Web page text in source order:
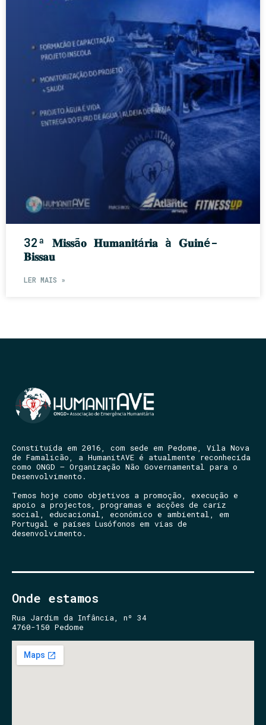
32ª 𝐌𝐢𝐬𝐬ã𝐨 𝐇𝐮𝐦𝐚𝐧𝐢𝐭á𝐫𝐢𝐚 à 𝐆𝐮𝐢𝐧é-
𝐁𝐢𝐬𝐬𝐚𝐮
LER MAIS »
Constituída em 2016, com sede em Pedome, Vila Nova
de Famalicão, a HumanitAVE é atualmente reconhecida
como ONGD – Organização Não Governamental para o
Desenvolvimento.
Temos hoje como objetivos a promoção, execução e
apoio a projectos, programas e acções de cariz
social, educacional, económico e ambiental, em
Portugal e países Lusófonos em vias de
desenvolvimento.
Onde estamos
Rua Jardim da Infância, nº 34
4760-150 Pedome